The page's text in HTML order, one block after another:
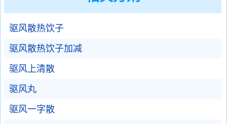
驱风散热饮子
驱风散热饮子加减
驱风上清散
驱风丸
驱风一字散